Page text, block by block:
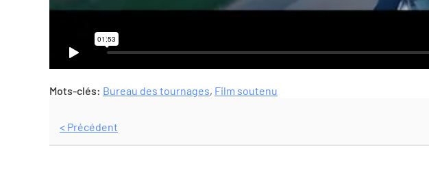
Mots-clés: Bureau des tournages, Film soutenu
< Précédent